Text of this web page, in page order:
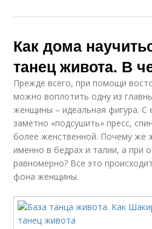
Как дома
танец живота. В
Прежде всего, при помощи
можно воплотить одну из
женщины – идеальная фигура.
заметно «подсушить» пресс,
более женственной. Почему же
именно в бедрах и талии, а при
равномерно? Все это
фона женщины.